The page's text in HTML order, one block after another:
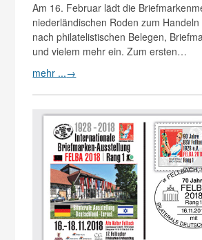
Am 16. Februar lädt die
niederländischen Roden zum
nach philatelistischen Belegen,
und vielem mehr ein. Zum ersten…
mehr ...→